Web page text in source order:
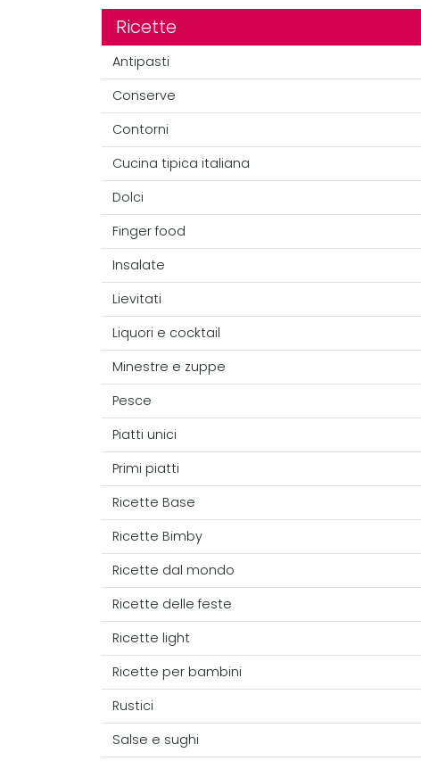
Ricette
Antipasti
Conserve
Contorni
Cucina tipica italiana
Dolci
Finger food
Insalate
Lievitati
Liquori e cocktail
Minestre e zuppe
Pesce
Piatti unici
Primi piatti
Ricette Base
Ricette Bimby
Ricette dal mondo
Ricette delle feste
Ricette light
Ricette per bambini
Rustici
Salse e sughi